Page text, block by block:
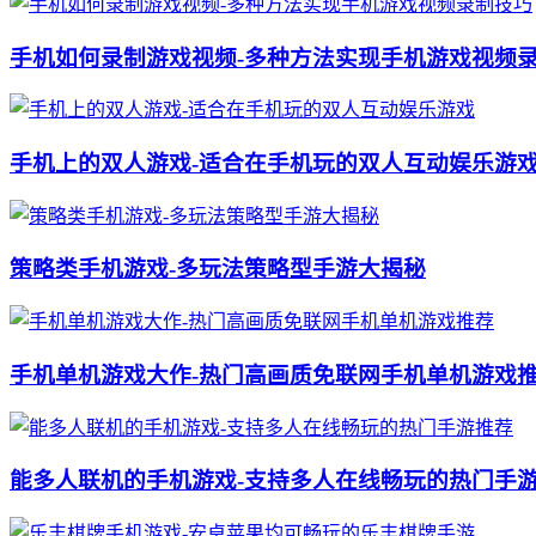
手机如何录制游戏视频-多种方法实现手机游戏视频
手机上的双人游戏-适合在手机玩的双人互动娱乐游
策略类手机游戏-多玩法策略型手游大揭秘
手机单机游戏大作-热门高画质免联网手机单机游戏
能多人联机的手机游戏-支持多人在线畅玩的热门手